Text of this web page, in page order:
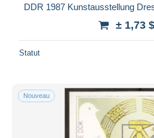
DDR 1987 Kunstausstellung
± 1,73
Statut
Nouveau